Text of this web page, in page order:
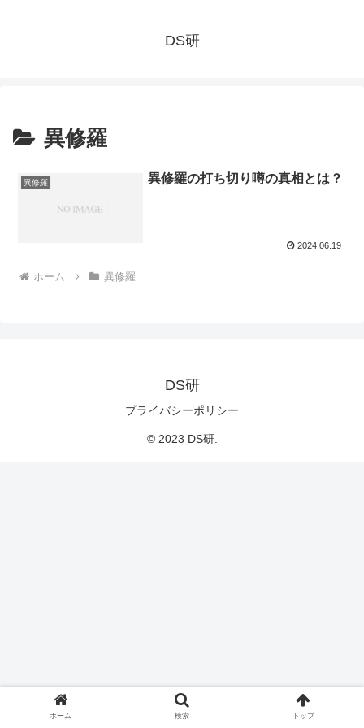
DS研
異修羅
異修羅 異修羅の打ち切り噂の真相とは？
2024.06.19
ホーム 異修羅
DS研
プライバシーポリシー
© 2023 DS研.
ホーム 検索 トップ